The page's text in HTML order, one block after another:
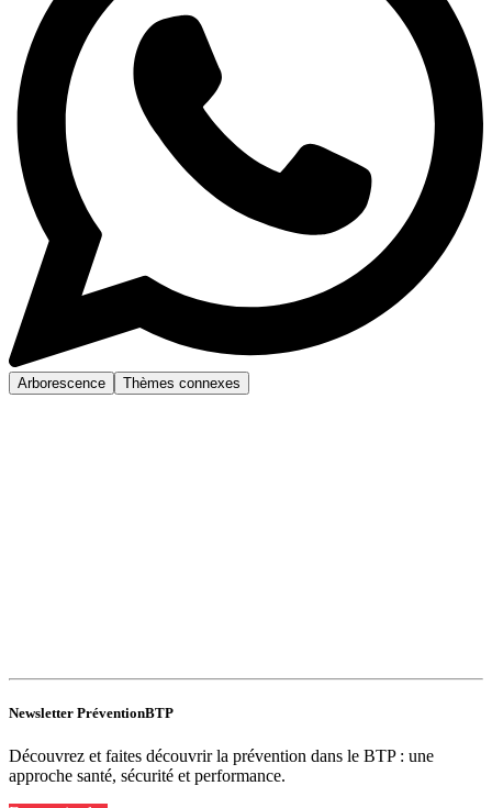
Arborescence Thèmes connexes
Newsletter PréventionBTP
Découvrez et faites découvrir la prévention dans le BTP : une
approche santé, sécurité et performance.